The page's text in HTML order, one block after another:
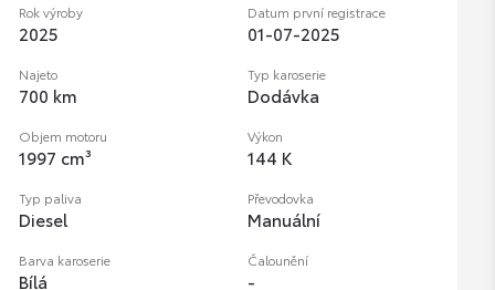
Rok výroby
2025
Datum první registrace
01-07-2025
Najeto
700 km
Typ karoserie
Dodávka
Objem motoru
1997 cm³
Výkon
144 K
Typ paliva
Diesel
Převodovka
Manuální
Barva karoserie
Bílá
Čalounění
-